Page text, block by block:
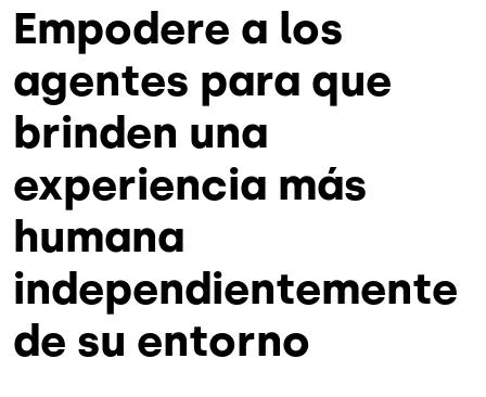
Empodere a los
agentes para que
brinden una
experiencia más
humana
independientemente
de su entorno